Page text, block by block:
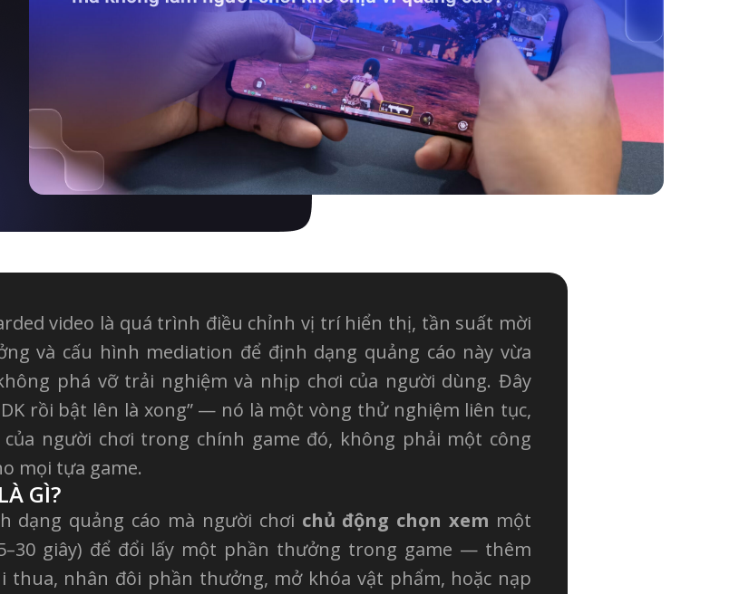
video là quá trình điều chỉnh vị trí hiển thị, tần suất mời
và cấu hình mediation để định dạng quảng cáo này vừa
phá vỡ trải nghiệm và nhịp chơi của người dùng. Đây
rồi bật lên là xong” — nó là một vòng thử nghiệm liên tục,
người chơi trong chính game đó, không phải một công
mọi tựa game.
GÌ?
dạng quảng cáo mà người chơi chủ động chọn xem một
giây) để đổi lấy một phần thưởng trong game — thêm
thua, nhân đôi phần thưởng, mở khóa vật phẩm, hoặc nạp